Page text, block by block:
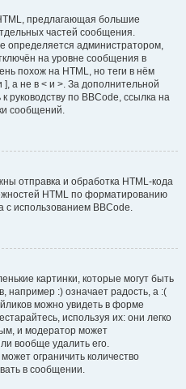
предлагающая большие
частей сообщения.
определяется администратором,
на уровне сообщения в
похож на HTML, но теги в нём
], а не в < и >. За дополнительной
руководству по BBCode, ссылка на
сообщений.
отправка и обработка HTML-кода
HTML по форматированию
использованием BBCode.
картинки, которые могут быть
например :) означает радость, а :(
можно увидеть в форме
используя их: они легко
и модератор может
вообще удалить его.
ограничить количество
в сообщении.